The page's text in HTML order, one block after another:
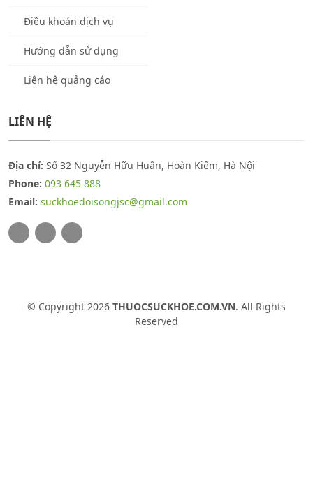
Điều khoản dịch vụ
Hướng dẫn sử dụng
Liên hệ quảng cáo
LIÊN HỆ
Địa chỉ: Số 32 Nguyễn Hữu Huân, Hoàn Kiếm, Hà Nội
Phone: 093 645 888
Email: suckhoedoisongjsc@gmail.com
© Copyright 2026 THUOCSUCKHOE.COM.VN. All Rights
Reserved